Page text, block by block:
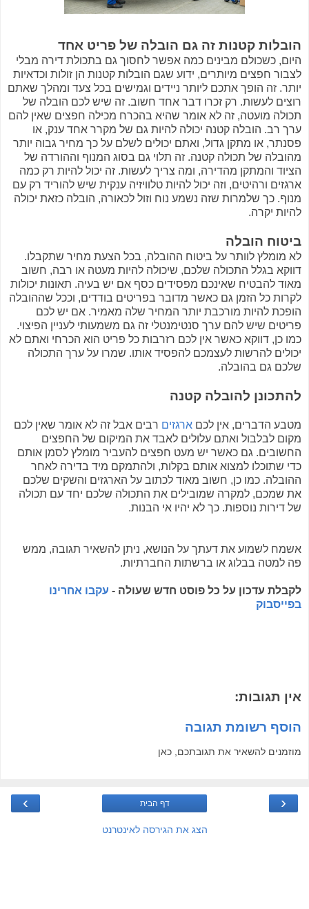
הובלות קטנות זה גם הובלה של פריט אחד
היום, כשכולם מבינים כמה אפשר לחסוך גם בתכולת דירה מבלי
לצבור חפצים מיותרים, ידוע שגם הובלות קטנות הן זולות וכדאיות
יותר. זה הופך אתכם ליותר ניידים וגמישים בכל צעד ומהלך שאתם
רוצים לעשות. רק זכרו דבר אחד חשוב. זה שיש לכם הובלה של
תכולה מועטה, זה לא אומר שהיא בהכרח מכילה חפצים שאין להם
ערך רב. הובלה קטנה יכולה להיות גם של מקרר אחד ענק, או
פסנתר, או מתקן גדול, ואתם יכולים לשלם על כך מחיר גבוה יותר
מהובלה של תכולה קטנה. זה תלוי גם בסוג המנוף וההורדה של
הציוד והמתקן מהדירה, ומה צריך לעשות. זה יכול להיות רק כמה
ארגזים ורהיטים, וזה יכול להיות טלוויזיה ענקית שיש להוריד רק עם
מנוף. כך שלמרות שזה נשמע נוח וזול לכאורה, הובלה כזאת יכולה
להיות יקרה.
ביטוח הובלה
לא מומלץ לוותר על ביטוח ההובלה, בכל הצעת מחיר שתקבלו.
דווקא בגלל התכולה שלכם, שיכולה להיות מעטה או רבה, חשוב
מאוד להבטיח שאינכם מפסידים כסף אם יש בעיה. תאונות יכולות
לקרות כל הזמן גם כאשר מדובר בפריטים בודדים, וככל שההובלה
הופכת להיות מורכבת יותר המחיר שלה מאמיר. אם יש לכם
פריטים שיש להם ערך סנטימנטלי זה גם משמעותי לעניין הפיצוי.
כמו כן, דווקא כאשר אין לכם רזרבות כל פריט הוא הכרחי ואתם לא
יכולים להרשות לעצמכם להפסיד אותו. שמרו על ערך התכולה
שלכם גם בהובלה.
להתכונן להובלה קטנה
מטבע הדברים, אין לכם ארגזים רבים אבל זה לא אומר שאין לכם
מקום לבלבול ואתם עלולים לאבד את המיקום של החפצים
החשובים. גם כאשר יש מעט חפצים להעביר מומלץ לסמן אותם
כדי שתוכלו למצוא אותם בקלות, ולהתמקם מיד בדירה לאחר
ההובלה. כמו כן, חשוב מאוד לכתוב על הארגזים והשקים שלכם
את שמכם, למקרה שמובילים את התכולה שלכם יחד עם תכולה
של דירות נוספות. כך לא יהיו אי הבנות.
אשמח לשמוע את דעתך על הנושא, ניתן להשאיר תגובה, ממש
פה למטה בבלוג או ברשתות החברתיות.
לקבלת עדכון על כל פוסט חדש שעולה - עקבו אחרינו
בפייסבוק
אין תגובות:
הוסף רשומת תגובה
מוזמנים להשאיר את תגובתכם, כאן
‹
› דף הבית
הצג את הגירסה לאינטרנט